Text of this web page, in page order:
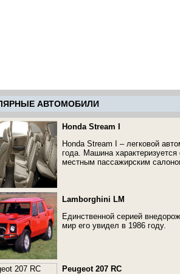
АВТОМОБИЛИ
Honda Stream I
Honda Stream I – легковой
года. Машина
местным пассажирским
Lamborghini LM
Единственной серией
мир его увидел в 1986 году.
Peugeot 207 RC